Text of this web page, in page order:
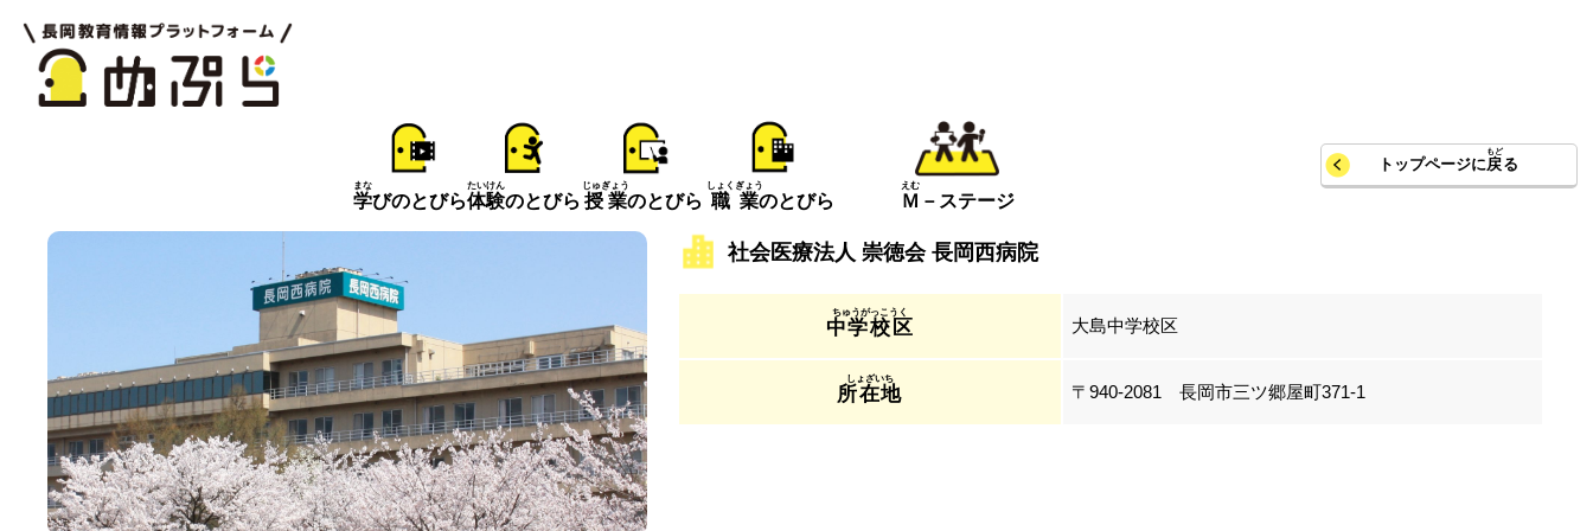
トップページに戻る
学
まな
びのとびら体験
たいけん
のとびら 授業
じゅぎょう
のとびら 職業
しょくぎょう
のとびら Ｍ
えむ
－ステージ
社会医療法人 崇徳会 長岡西病院
中学校区 大島中学校区
所在地 〒940-2081 長岡市三ツ郷屋町371-1